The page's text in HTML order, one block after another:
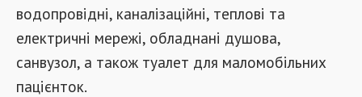
водопровідні, каналізаційні, теплові та
електричні мережі, обладнані душова,
санвузол, а також туалет для маломобільних
пацієнток.